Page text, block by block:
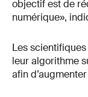
objectif est de
numérique»,
Les
leur algorithme
afin